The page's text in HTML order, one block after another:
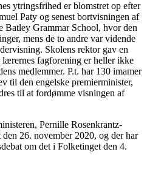
ytringsfrihed er blomstret op efter
Paty og senest bortvisningen af
Batley Grammar School, hvor den
mens de to andre var vidende
Skolens rektor gav en
fagforening er heller ikke
medlemmer. P.t. har 130 imamer
til den engelske premierminister,
til at fordømme visningen af
Pernille Rosenkrantz-
26. november 2020, og der har
om det i Folketinget den 4.